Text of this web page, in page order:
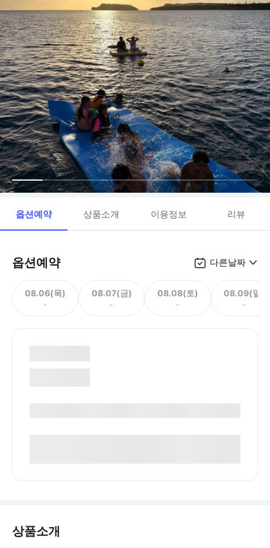
옵션예약 상품소개 이용정보 리뷰
옵션예약 다른날짜
08.06(목)
-
08.07(금)
-
08.08(토)
-
08.09(일)
-
상품소개